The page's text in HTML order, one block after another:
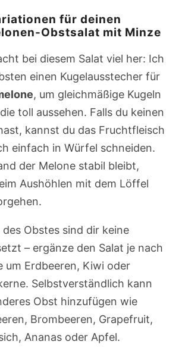
für deinen
Obstsalat mit Minze
bei diesem Salat viel her: Ich
einen Kugelausstecher für
, um gleichmäßige Kugeln
toll aussehen. Falls du keinen
kannst du das Fruchtfleisch
einfach in Würfel schneiden.
der Melone stabil bleibt,
Aushöhlen mit dem Löffel
des Obstes sind dir keine
– ergänze den Salat je nach
um Erdbeeren, Kiwi oder
Selbstverständlich kann
Obst hinzufügen wie
Brombeeren, Grapefruit,
Ananas oder Apfel.